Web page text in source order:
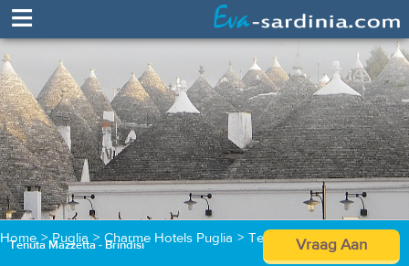
≡
Home > Puglia > Charme Hotels Puglia > Tenuta Mazzetta
Tenuta Mazzetta - Brindisi Vraag Aan